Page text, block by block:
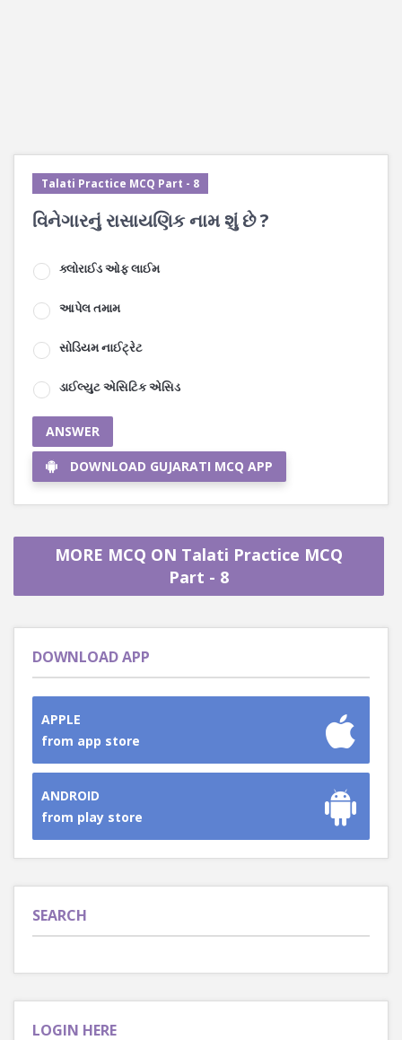
Talati Practice MCQ Part - 8
વિનેગારનું રાસાયણિક નામ શું છે ?
ક્લોરાઈડ ઓફ લાઈમ
આપેલ તમામ
સોડિયમ નાઈટ્રેટ
ડાઈલ્યુટ એસિટિક એસિડ
ANSWER
DOWNLOAD GUJARATI MCQ APP
MORE MCQ ON Talati Practice MCQ
Part - 8
DOWNLOAD APP
APPLE
from app store
ANDROID
from play store
SEARCH
LOGIN HERE